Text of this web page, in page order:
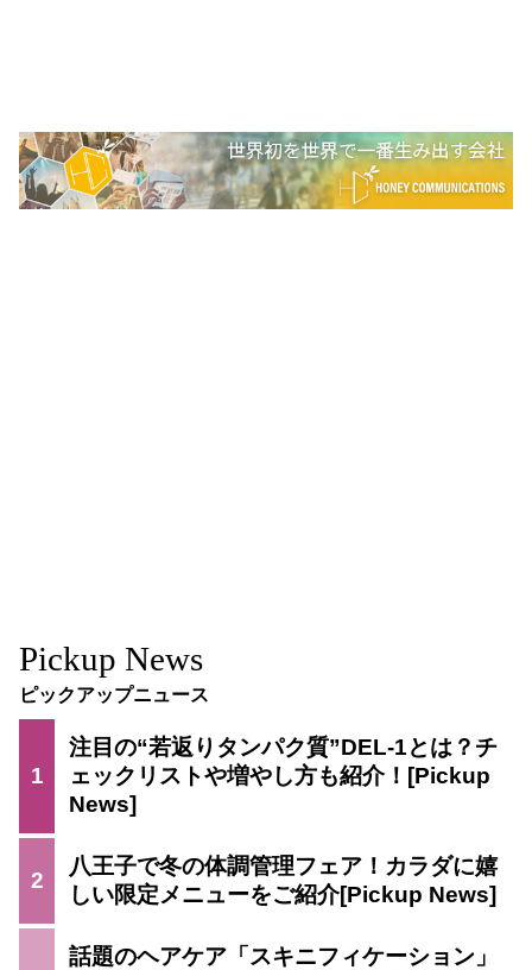
Pickup News
ピックアップニュース
1
注目の“若返りタンパク質”DEL-1とは？チ
ェックリストや増やし方も紹介！
2
八王子で冬の体調管理フェア！カラダに嬉
しい限定メニューをご紹介
話題のヘアケア「スキニフィケーション」